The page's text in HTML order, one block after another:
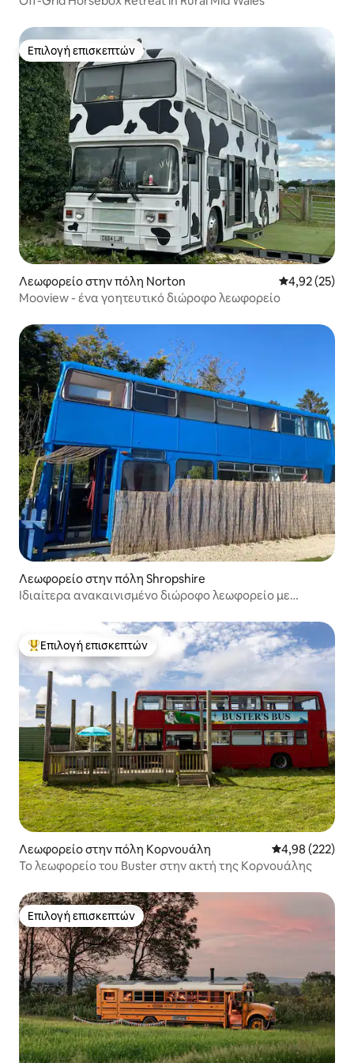
Επιλογή επισκεπτών
Επιλογή επισκεπτών
Λεωφορείο στην πόλη Norton Μέση
4,92 (25)
Mooview - ένα γοητευτικό διώροφο λεωφορείο
Λεωφορείο στην πόλη Shropshire
Ιδιαίτερα ανακαινισμένο διώροφο λεωφορείο με
Κορυφαία επιλογή επισκεπτών
Επιλογή επισκεπτών
Λεωφορείο στην πόλη Κορνουάλη Μέση
4,98 (222)
Το λεωφορείο του Buster στην ακτή της Κορνουάλης
Επιλογή επισκεπτών
Επιλογή επισκεπτών